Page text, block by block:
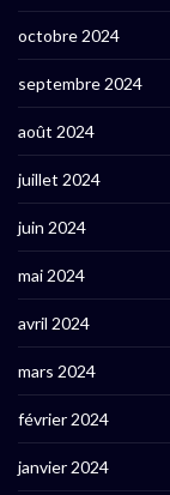
octobre 2024
septembre 2024
août 2024
juillet 2024
juin 2024
mai 2024
avril 2024
mars 2024
février 2024
janvier 2024